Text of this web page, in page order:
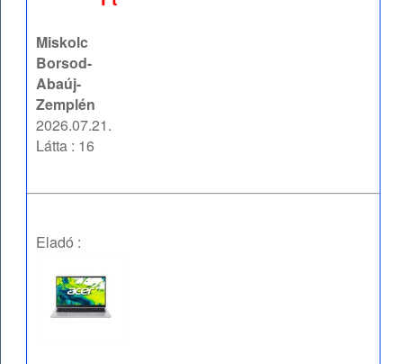
Miskolc
Borsod-
Abaúj-
Zemplén
2026.07.21.
Látta : 16
Eladó :